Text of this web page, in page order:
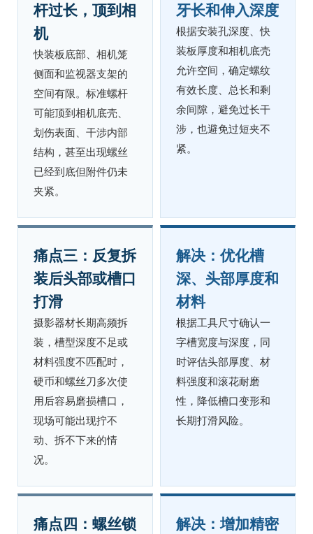
杆过长，顶到相
机
快装板底部、相机笼
侧面和监视器支架的
空间有限。标准螺杆
可能顶到相机底壳、
划伤表面、干涉内部
结构，甚至出现螺丝
已经到底但附件仍未
夹紧。
牙长和伸入深度
根据安装孔深度、快
装板厚度和相机底壳
允许空间，确定螺纹
有效长度、总长和剩
余间隙，避免过长干
涉，也避免过短夹不
紧。
痛点三：反复拆
装后头部或槽口
打滑
摄影器材长期高频拆
装，槽型深度不足或
材料强度不匹配时，
硬币和螺丝刀多次使
用后容易磨损槽口，
现场可能出现拧不
动、拆不下来的情
况。
解决：优化槽
深、头部厚度和
材料
根据工具尺寸确认一
字槽宽度与深度，同
时评估头部厚度、材
料强度和滚花耐磨
性，降低槽口变形和
长期打滑风险。
痛点四：螺丝锁
解决：增加精密